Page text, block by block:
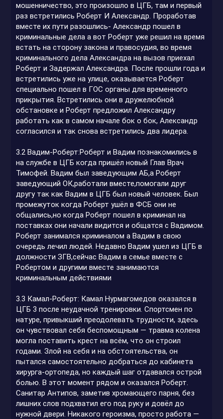
мошенничество, это произошло в ЦГБ, там и первый
раз встретились Роберт И Александр. Проработав
вместе их пути разошлись- Александр пошел в
криминальные дела а вот Роберт уже решил на время
встать на сторону закона и правосудия, во время
криминального дела Александра на вызов приехал
Роберт и Задержал Александра. После прошли года и
встретились уже на улице, оказывается Роберт
специально пошел в ГОС органы для временного
прикрытия. Встретились они в дружелюбной
обстановке и Роберт предложил Александру
работать как в самом начале бок о бок, Александр
согласился и так снова встретились два лидера.
3.2 Вадим-Роберт:Роберт и Вадим познакомились в
на службе в ЦГБ когда пришёл новый Глав Врач
Тимофей. Вадим был заведующим АБ,а Роберт
заведующий ОК,работали вместе,помогали друг
другу так как Вадим в ЦГБ был новый человек. Был
промежуток когда Роберт ушёл в ФСБ они не
общались,но когда Роберт пошел в криминал на
поставках они начали видится и общатся с Вадимом.
Роберт занимался криминалом а Вадим в свою
очередь лечил людей. Недавно Вадим ушел из ЦГБ в
должности ЗГВ,сейчас Вадим в семье вместе с
Робертом и другими вместе занимаются
криминальным действиями
3.3 Камал-Роберт: Камал Нурмагомедов оказался в
ЦГБ 3 после неудачной тренировки. Спортсмен по
натуре, привыкший преодолевать трудности, здесь
он чувствовал себя беспомощным — травма колена
могла поставить крест на всём, что он строил
годами. Злой на себя и на обстоятельства, он
пытался самостоятельно добраться до кабинета
хирурга-ортопеда, но каждый шаг отдавался острой
болью. В этот момент рядом и оказался Роберт.
Санитар Антипов, заметив хромающего парня, без
лишних слов подхватил его под руку и довёл до
нужной двери. Никакого героизма, просто работа —